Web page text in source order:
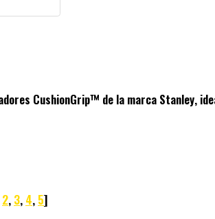
CushionGrip™ de la marca Stanley,
2, 3, 4, 5]